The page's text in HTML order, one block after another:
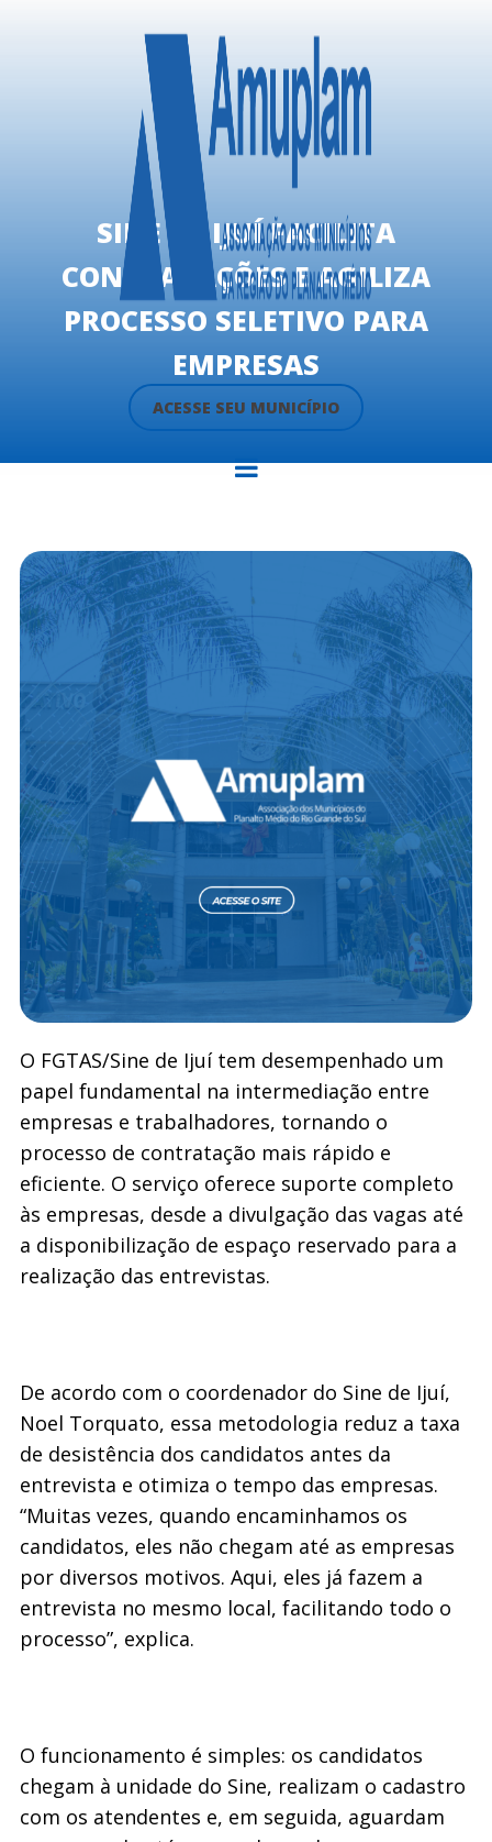
ACESSE SEU MUNICÍPIO
SINE DE IJUÍ FACILITA
CONTRATAÇÕES E AGILIZA
PROCESSO SELETIVO PARA
EMPRESAS
O FGTAS/Sine de Ijuí tem desempenhado um
papel fundamental na intermediação entre
empresas e trabalhadores, tornando o
processo de contratação mais rápido e
eficiente. O serviço oferece suporte completo
às empresas, desde a divulgação das vagas até
a disponibilização de espaço reservado para a
realização das entrevistas.
De acordo com o coordenador do Sine de Ijuí,
Noel Torquato, essa metodologia reduz a taxa
de desistência dos candidatos antes da
entrevista e otimiza o tempo das empresas.
“Muitas vezes, quando encaminhamos os
candidatos, eles não chegam até as empresas
por diversos motivos. Aqui, eles já fazem a
entrevista no mesmo local, facilitando todo o
processo”, explica.
O funcionamento é simples: os candidatos
chegam à unidade do Sine, realizam o cadastro
com os atendentes e, em seguida, aguardam